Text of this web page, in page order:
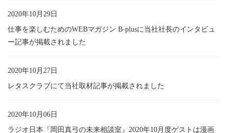
2020年10月29日
仕事を楽しむためのWEBマガジン B-plusに当社社長のインタビュ
ー記事が掲載されました
2020年10月27日
レタスクラブにて当社取材記事が掲載されました
2020年10月06日
ラジオ日本『岡田真弓の未来相談室』2020年10月度ゲストは漫画